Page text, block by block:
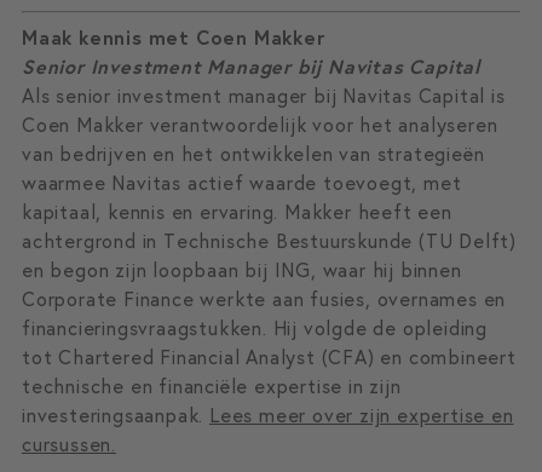
Maak kennis met Coen Makker
Senior Investment Manager bij Navitas Capital
Als senior investment manager bij Navitas Capital is
Coen Makker verantwoordelijk voor het analyseren
van bedrijven en het ontwikkelen van strategieën
waarmee Navitas actief waarde toevoegt, met
kapitaal, kennis en ervaring. Makker heeft een
achtergrond in Technische Bestuurskunde (TU Delft)
en begon zijn loopbaan bij ING, waar hij binnen
Corporate Finance werkte aan fusies, overnames en
financieringsvraagstukken. Hij volgde de opleiding
tot Chartered Financial Analyst (CFA) en combineert
technische en financiële expertise in zijn
investeringsaanpak. Lees meer over zijn expertise en
cursussen.